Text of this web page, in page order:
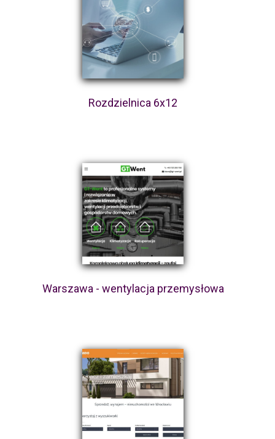
Rozdzielnica 6x12
Warszawa - wentylacja przemysłowa